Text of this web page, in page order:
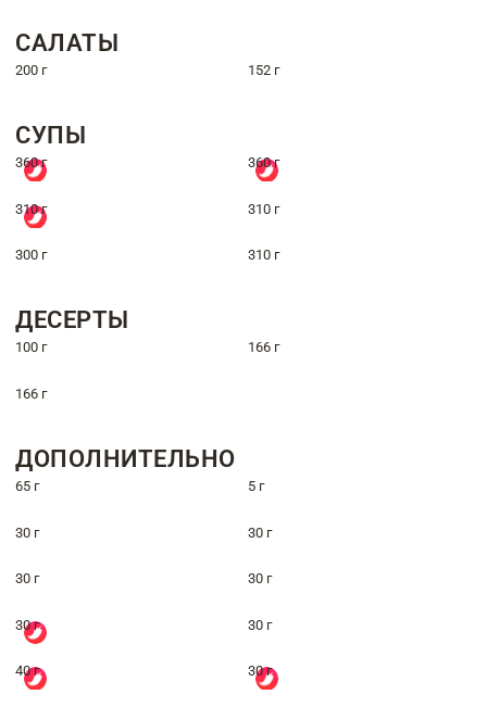
САЛАТЫ
200 г 152 г
СУПЫ
360 г 360 г
310 г 310 г
300 г 310 г
ДЕСЕРТЫ
100 г 166 г
166 г
ДОПОЛНИТЕЛЬНО
65 г 5 г
30 г 30 г
30 г 30 г
30 г 30 г
40 г 30 г